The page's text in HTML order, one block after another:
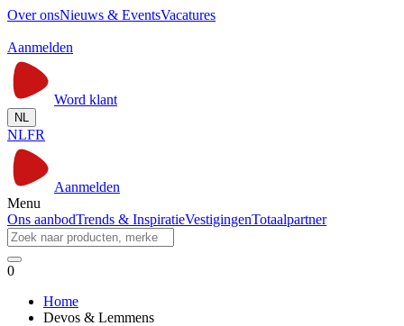
Over onsNieuws & EventsVacatures
Aanmelden
Word klant
NL
NLFR
Aanmelden
Menu
Ons aanbodTrends & InspiratieVestigingenTotaalpartner
0
Home
Devos & Lemmens